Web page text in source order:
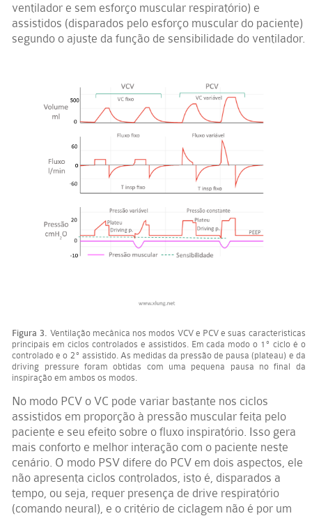
ventilador e sem esforço muscular respiratório) e
assistidos (disparados pelo esforço muscular do paciente)
segundo o ajuste da função de sensibilidade do ventilador.
Figura 3. Ventilação mecânica nos modos VCV e PCV e suas características
principais em ciclos controlados e assistidos. Em cada modo o 1º ciclo é o
controlado e o 2º assistido. As medidas da pressão de pausa (plateau) e da
driving pressure foram obtidas com uma pequena pausa no final da
inspiração em ambos os modos.
No modo PCV o VC pode variar bastante nos ciclos
assistidos em proporção à pressão muscular feita pelo
paciente e seu efeito sobre o fluxo inspiratório. Isso gera
mais conforto e melhor interação com o paciente neste
cenário. O modo PSV difere do PCV em dois aspectos, ele
não apresenta ciclos controlados, isto é, disparados a
tempo, ou seja, requer presença de drive respiratório
(comando neural), e o critério de ciclagem não é por um